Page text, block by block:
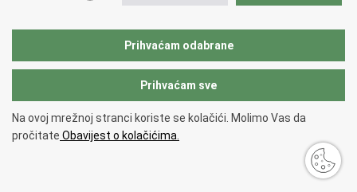
U Stožeru sastanak s koordinatorima općina i gradova
pogođenih potresom
Na pročelju zgrade u Petrinji pronađeni vrijedni stilski
elementi
Prihvaćam odabrane
Prihvaćam sve
Na ovoj mrežnoj stranci koriste se kolačići. Molimo Vas da
pročitate Obavijest o kolačićima.